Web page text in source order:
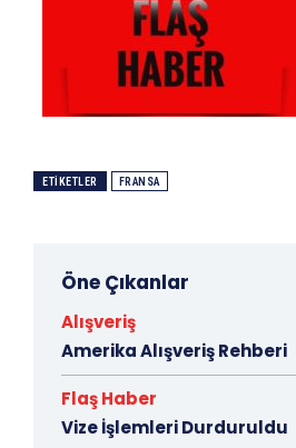
ETIKETLER FRANSA
Öne Çıkanlar
Alışveriş
Amerika Alışveriş Rehberi
Flaş Haber
Vize İşlemleri Durduruldu